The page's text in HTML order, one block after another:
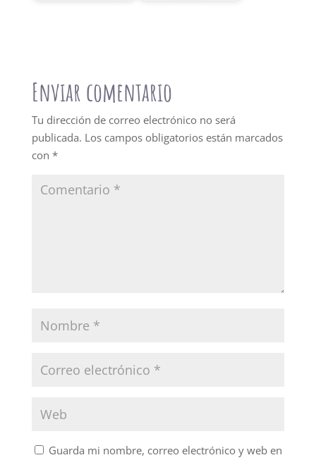
Enviar comentario
Tu dirección de correo electrónico no será
publicada. Los campos obligatorios están marcados
con *
Guarda mi nombre, correo electrónico y web en